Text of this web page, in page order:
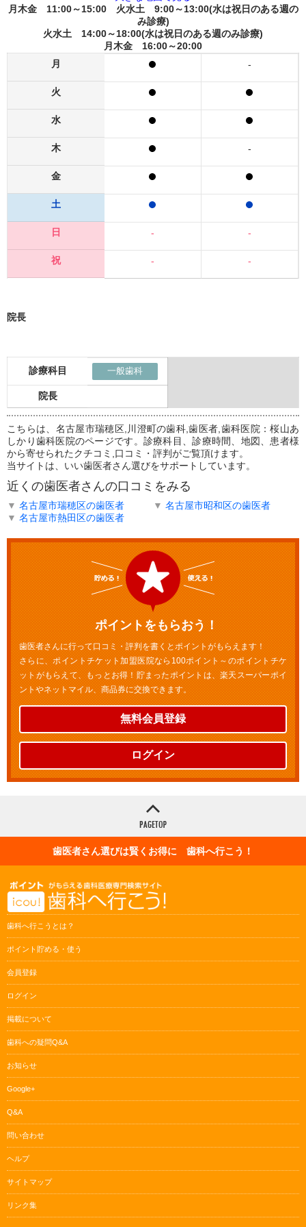
月木金 11:00～15:00 火水土 9:00～13:00(水は祝日のある週の
み診療)
火水土 14:00～18:00(水は祝日のある週のみ診療)
月木金 16:00～20:00
月
火
水
木
金
土
日
祝
-
-
-
-
-
-
院長
診療科目 一般歯科
院長
こちらは、名古屋市瑞穂区,川澄町の歯科,歯医者,歯科医院：桜山あ
しかり歯科医院のページです。診療科目、診療時間、地図、患者様
から寄せられたクチコミ,口コミ・評判がご覧頂けます。
当サイトは、いい歯医者さん選びをサポートしています。
近くの歯医者さんの口コミをみる
▼ 名古屋市瑞穂区の歯医者 ▼ 名古屋市昭和区の歯医者
▼ 名古屋市熱田区の歯医者
ポイントをもらおう！
歯医者さんに行って口コミ・評判を書くとポイントがもらえます！
さらに、ポイントチケット加盟医院なら100ポイント～のポイントチケ
ットがもらえて、もっとお得！貯まったポイントは、楽天スーパーポイ
ントやネットマイル、商品券に交換できます。
無料会員登録
ログイン
歯医者さん選びは賢くお得に 歯科へ行こう！
歯科へ行こうとは？
ポイント貯める・使う
会員登録
ログイン
掲載について
歯科への疑問Q&A
お知らせ
Google+
Q&A
問い合わせ
ヘルプ
サイトマップ
リンク集